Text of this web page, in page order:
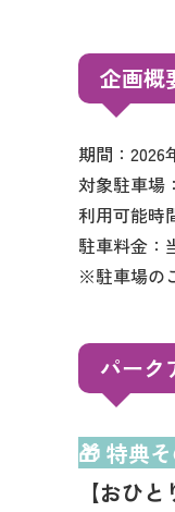
企画概
期間：2026
対象駐車場
利用可能時
駐車料金：
※駐車場の
パーク
🎁 特典
【おひ